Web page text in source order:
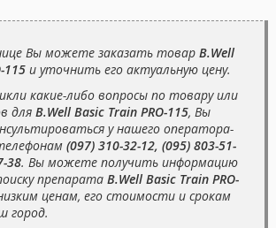
Вы можете заказать товар B.Well
115 и уточнить его актуальную цену.
какие-либо вопросы по товару или
для B.Well Basic Train PRO-115, Вы
у нашего оператора-
(097) 310-32-12, (095) 803-51-
38. Вы можете получить информацию
препарата B.Well Basic Train PRO-
ценам, его стоимости и срокам
город.